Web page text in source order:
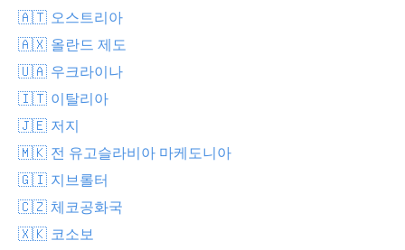
🇦🇹 오스트리아
🇦🇽 올란드 제도
🇺🇦 우크라이나
🇮🇹 이탈리아
🇯🇪 저지
🇲🇰 전 유고슬라비아 마케도니아
🇬🇮 지브롤터
🇨🇿 체코공화국
🇽🇰 코소보